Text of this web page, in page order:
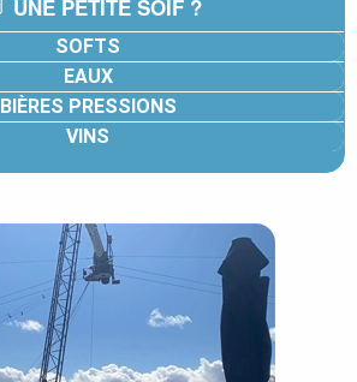
UNE PETITE SOIF ?
SOFTS
EAUX
BIÈRES PRESSIONS
VINS